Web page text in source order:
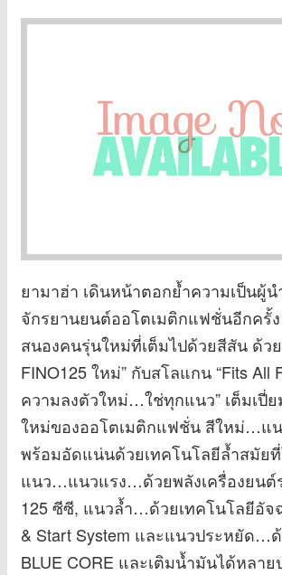
ยามาฮ่า เดินหน้าตอกย้ำความเป็นผู้น
จักรยานยนต์ออโตเมติกแฟชั่นอีกครั้
สนองคนรุ่นใหม่ที่เต็มไปด้วยสีสัน ด้วย
FINO125 ใหม่” กับสโลแกน “Fits All
ความลงตัวใหม่…ใช่ทุกแนว” เต็มเปี่
ใหม่ของออโตเมติกแฟชั่น สีใหม่…แน
พร้อมอัดแน่นด้วยเทคโนโลยีล้ำสมัย
แนว…แนวแรง…ด้วยพลังเครื่องยนต์
125 ซีซี, แนวล้ำ…ด้วยเทคโนโลยีอัจ
& Start System และแนวประหยัด…
BLUE CORE และเติมน้ำมันได้หลาย